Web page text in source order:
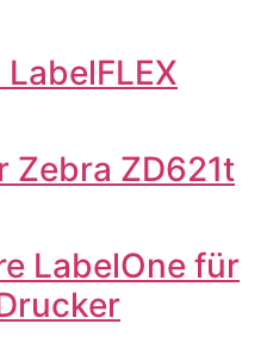
Zebra ZD621t
LabelOne für